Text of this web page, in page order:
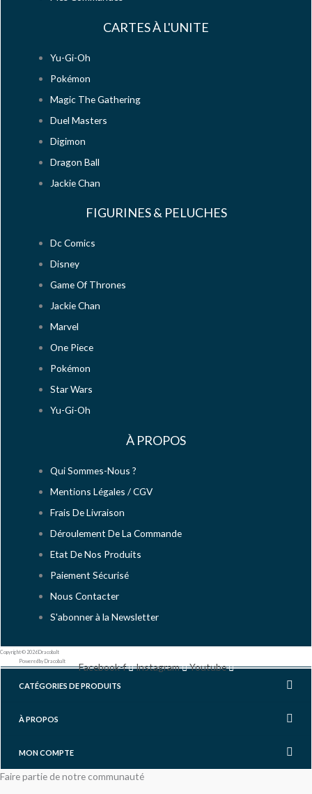
CARTES À L'UNITE
Yu-Gi-Oh
Pokémon
Magic The Gathering
Duel Masters
Digimon
Dragon Ball
Jackie Chan
FIGURINES & PELUCHES
Dc Comics
Disney
Game Of Thrones
Jackie Chan
Marvel
One Piece
Pokémon
Star Wars
Yu-Gi-Oh
À PROPOS
Qui Sommes-Nous ?
Mentions Légales / CGV
Frais De Livraison
Déroulement De La Commande
Etat De Nos Produits
Paiement Sécurisé
Nous Contacter
S'abonner à la Newsletter
Copyright © 2026 Dracobalt
Powered by Dracobalt
Facebook-f Instagram Youtube
CATÉGORIES DE PRODUITS
À PROPOS
MON COMPTE
Faire partie de notre communauté